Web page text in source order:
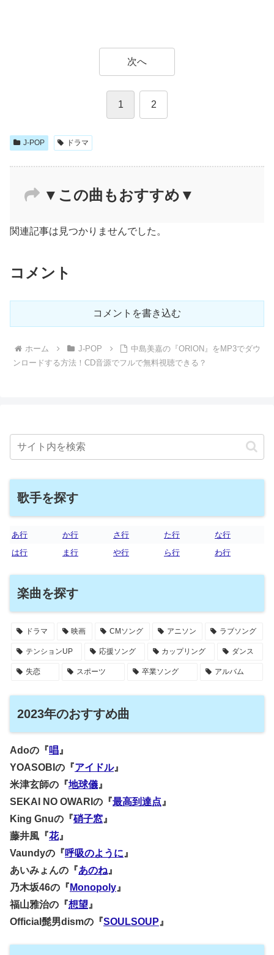
次へ
1 2
J-POP ドラマ
▼この曲もおすすめ▼
関連記事は見つかりませんでした。
コメント
コメントを書き込む
ホーム J-POP
中島美嘉の『ORION』をMP3でダウ
ンロードする方法！CD音源でフルで無料視聴できる？
歌手を探す
あ行 か行 さ行 た行
な行
は行
ま行 や行 ら行 わ行
楽曲を探す
ドラマ 映画 CMソング アニソン ラブソング
テンションUP 応援ソング カップリング ダンス
失恋 スポーツ 卒業ソング アルバム
2023年のおすすめ曲
Adoの『唱 』
YOASOBIの『アイドル』
米津玄師の『地球儀 』
SEKAI NO OWARIの『最高到達点 』
King Gnuの『硝子窓 』
藤井風『花』
Vaundyの『呼吸のように 』
あいみょんの『あのね 』
乃木坂46の『 Monopoly 』
福山雅治の『想望 』
Official髭男dismの『SOULSOUP 』